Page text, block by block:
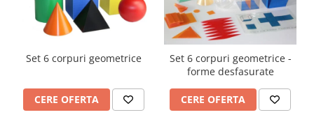
All in One
Periferice PC
Tablete si Accesorii
Imprimante si Multifunctionale
Set 6 corpuri geometrice
CERE OFERTA
Set 6 corpuri geometrice -
forme desfasurate
CERE OFERTA